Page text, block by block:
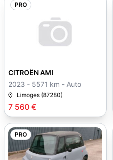
PRO
7 560 €
CITROËN AMI
2023 - 5571 km - Auto
Limoges (87280)
PRO